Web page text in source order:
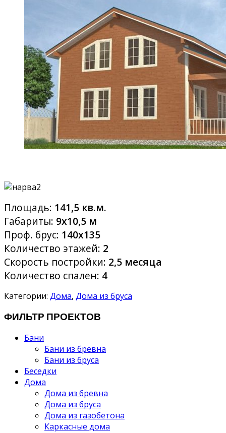
Площадь: 141,5 кв.м.
Габариты: 9х10,5 м
Проф. брус: 140х135
Количество этажей: 2
Скорость постройки: 2,5 месяца
Количество спален: 4
Категории: Дома, Дома из бруса
ФИЛЬТР ПРОЕКТОВ
Бани
Бани из бревна
Бани из бруса
Беседки
Дома
Дома из бревна
Дома из бруса
Дома из газобетона
Каркасные дома